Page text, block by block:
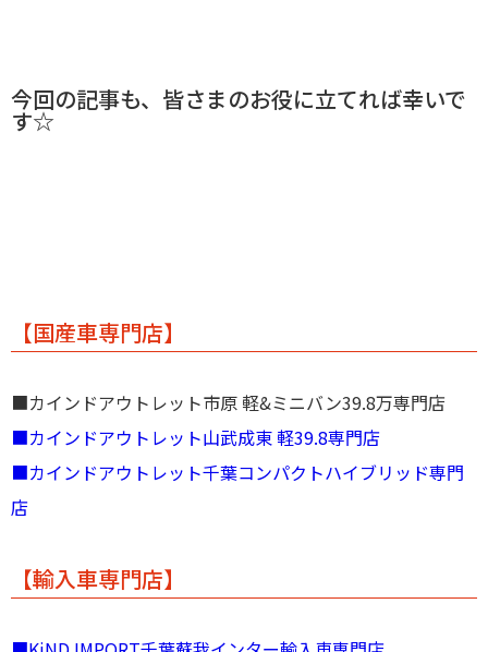
今回の記事も、皆さまのお役に立てれば幸いで
す☆
【国産車専門店】
■カインドアウトレット市原 軽&ミニバン39.8万専門店
■カインドアウトレット山武成東 軽39.8専門店
■カインドアウトレット千葉コンパクトハイブリッド専門
店
【輸入車専門店】